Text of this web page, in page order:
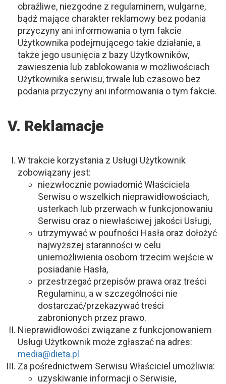
obraźliwe, niezgodne z regulaminem, wulgarne,
bądź mające charakter reklamowy bez podania
przyczyny ani informowania o tym fakcie
Użytkownika podejmującego takie działanie, a
także jego usunięcia z bazy Użytkowników,
zawieszenia lub zablokowania w możliwościach
Użytkownika serwisu, trwale lub czasowo bez
podania przyczyny ani informowania o tym fakcie.
V. Reklamacje
W trakcie korzystania z Usługi Użytkownik
zobowiązany jest:
niezwłocznie powiadomić Właściciela
Serwisu o wszelkich nieprawidłowościach,
usterkach lub przerwach w funkcjonowaniu
Serwisu oraz o niewłaściwej jakości Usługi,
utrzymywać w poufności Hasła oraz dołożyć
najwyższej staranności w celu
uniemożliwienia osobom trzecim wejście w
posiadanie Hasła,
przestrzegać przepisów prawa oraz treści
Regulaminu, a w szczególności nie
dostarczać/przekazywać treści
zabronionych przez prawo.
Nieprawidłowości związane z funkcjonowaniem
Usługi Użytkownik może zgłaszać na adres:
media@dieta.pl
Za pośrednictwem Serwisu Właściciel umożliwia:
uzyskiwanie informacji o Serwisie,